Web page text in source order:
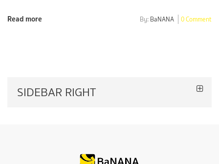
Read more By: BaNANA 0 Comment
SIDEBAR RIGHT